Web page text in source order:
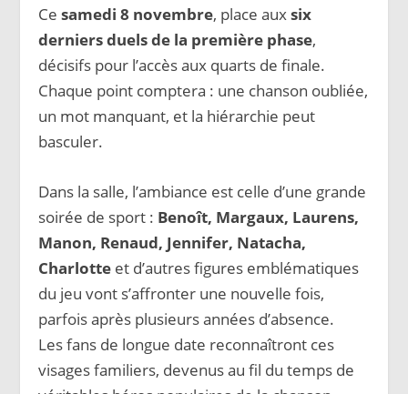
Cesamedi 8 novembre, place auxsix
derniers duels de la première phase,
décisifs pour l’accès aux quarts de finale.
Chaque point comptera : une chanson oubliée,
un mot manquant, et la hiérarchie peut
basculer.
Dans la salle, l’ambiance est celle d’une grande
soirée de sport : Benoît, Margaux, Laurens,
Manon, Renaud, Jennifer, Natacha,
Charlotte et d’autres figures emblématiques
du jeu vont s’affronter une nouvelle fois,
parfois après plusieurs années d’absence.
Les fans de longue date reconnaîtront ces
visages familiers, devenus au fil du temps de